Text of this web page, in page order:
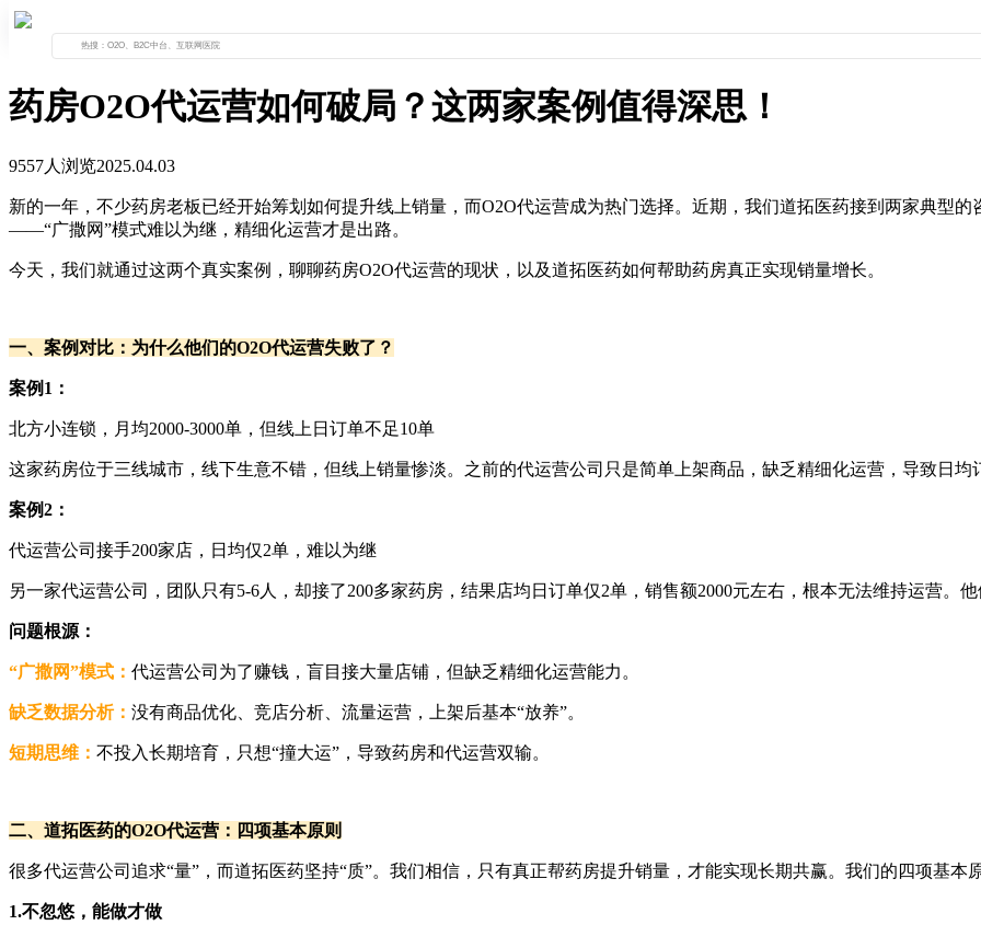
问题列表 药房O2O代运营如何破局？这两家案例值得深思！
药房O2O代运营如何破局？这两家案例值得深思！
9557人浏览2025.04.03
新的一年，不少药房老板已经开始筹划如何提升线上销量，而O2O代运营成为热门选择。近期，我们道拓医药接到两家典型
——“广撒网”模式难以为继，精细化运营才是出路。
今天，我们就通过这两个真实案例，聊聊药房O2O代运营的现状，以及道拓医药如何帮助药房真正实现销量增长。
一、案例对比：为什么他们的O2O代运营失败了？
案例1：
北方小连锁，月均2000-3000单，但线上日订单不足10单
这家药房位于三线城市，线下生意不错，但线上销量惨淡。之前的代运营公司只是简单上架商品，缺乏精细化运营，导致日
案例2：
代运营公司接手200家店，日均仅2单，难以为继
另一家代运营公司，团队只有5-6人，却接了200多家药房，结果店均日订单仅2单，销售额2000元左右，根本无法维持运营。
问题根源：
“广撒网”模式： 代运营公司为了赚钱，盲目接大量店铺，但缺乏精细化运营能力。
缺乏数据分析： 没有商品优化、竞店分析、流量运营，上架后基本“放养”。
短期思维： 不投入长期培育，只想“撞大运”，导致药房和代运营双输。
二、道拓医药的O2O代运营：四项基本原则
很多代运营公司追求“量”，而道拓医药坚持“质”。我们相信，只有真正帮药房提升销量，才能实现长期共赢。我们的四项基本
1.不忽悠，能做才做